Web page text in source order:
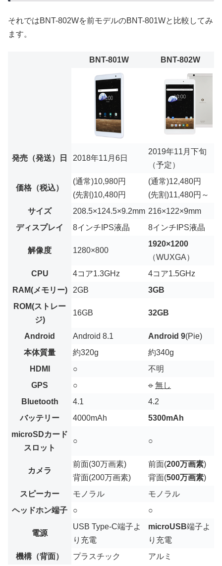
それではBNT-802Wを前モデルのBNT-801Wと比較してみ
ます。
BNT-801W BNT-802W
発売（発送）日 2018年11月6日
2019年11月下旬
（予定）
価格（税込）
(通常)10,980円
(先割)10,480円
(通常)12,480円
(先割)11,480円～
サイズ
208.5×124.5×9.2mm 216×122×9mm
ディスプレイ
8インチIPS液晶 8インチIPS液晶
解像度 1280×800
1920×1200
（WUXGA）
CPU
4コア1.3GHz
4コア1.5GHz
RAM(メモリー)
2GB
3GB
ROM(ストレー
ジ)
16GB 32GB
Android Android 8.1 Android 9(Pie)
本体質量
約320g
約340g
HDMI
○
不明
GPS
○ ○ 無し
Bluetooth
4.1
4.2
バッテリー
4000mAh
5300mAh
microSDカード
スロット
○ ○
カメラ
前面(30万画素)
背面(200万画素)
前面(200万画素)
背面(500万画素)
スピーカー
モノラル
モノラル
ヘッドホン端子
○ ○
電源
USB Type-C端子よ
り充電
microUSB端子よ
り充電
機構（背面）
プラスチック アルミ